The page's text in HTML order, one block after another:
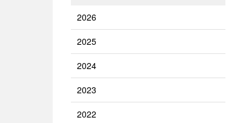
2026
2025
2024
2023
2022